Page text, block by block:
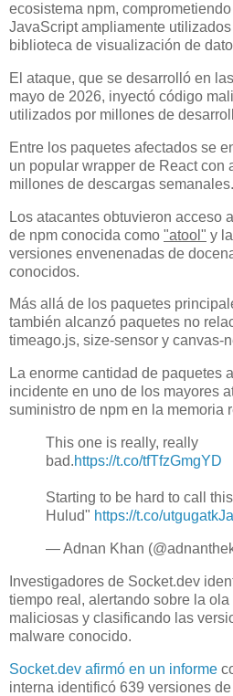
ecosistema npm,
JavaScript ampliamente
biblioteca de visualización de
El ataque, que se desarrolló en
mayo de 2026, inyectó código
utilizados por millones de
Entre los paquetes afectados se
un popular wrapper de React con
millones de descargas semanales.
Los atacantes obtuvieron acceso
de npm conocida como "atool" y
versiones envenenadas de
conocidos.
Más allá de los paquetes
también alcanzó paquetes no
timeago.js, size-sensor y canvas-
La enorme cantidad de paquetes
incidente en uno de los mayores
suministro de npm en la memoria
This one is really, really
bad.https://t.co/tfTfzGmgYD
Starting to be hard to call
Hulud" https://t.co/utgugatkJa
— Adnan Khan
Investigadores de Socket.dev
tiempo real, alertando sobre la
maliciosas y clasificando las
malware conocido.
Socket.dev afirmó en un informe
interna identificó 639 versiones